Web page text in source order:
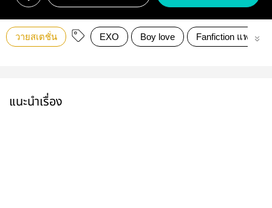
วายสเตชั่น EXO Boy love Fanfiction แฟนฟิค
แนะนำเรื่อง